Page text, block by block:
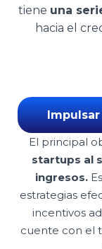
tiene una
hacia el
El principal
startups al
ingresos.
estrategias
incentivos
cuente con el